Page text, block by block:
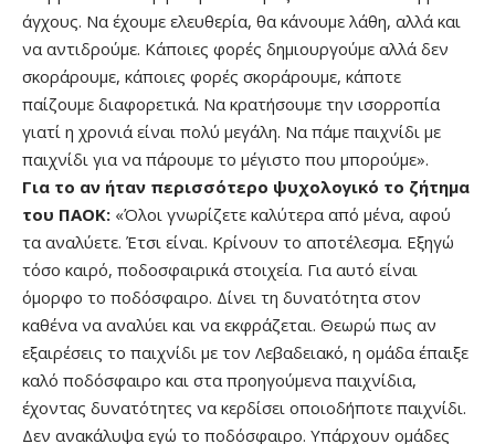
άγχους. Να έχουμε ελευθερία, θα κάνουμε λάθη, αλλά και
να αντιδρούμε. Κάποιες φορές δημιουργούμε αλλά δεν
σκοράρουμε, κάποιες φορές σκοράρουμε, κάποτε
παίζουμε διαφορετικά. Να κρατήσουμε την ισορροπία
γιατί η χρονιά είναι πολύ μεγάλη. Να πάμε παιχνίδι με
παιχνίδι για να πάρουμε το μέγιστο που μπορούμε».
Για το αν ήταν περισσότερο ψυχολογικό το ζήτημα
του ΠΑΟΚ: «Όλοι γνωρίζετε καλύτερα από μένα, αφού
τα αναλύετε. Έτσι είναι. Κρίνουν το αποτέλεσμα. Εξηγώ
τόσο καιρό, ποδοσφαιρικά στοιχεία. Για αυτό είναι
όμορφο το ποδόσφαιρο. Δίνει τη δυνατότητα στον
καθένα να αναλύει και να εκφράζεται. Θεωρώ πως αν
εξαιρέσεις το παιχνίδι με τον Λεβαδειακό, η ομάδα έπαιξε
καλό ποδόσφαιρο και στα προηγούμενα παιχνίδια,
έχοντας δυνατότητες να κερδίσει οποιοδήποτε παιχνίδι.
Δεν ανακάλυψα εγώ το ποδόσφαιρο. Υπάρχουν ομάδες